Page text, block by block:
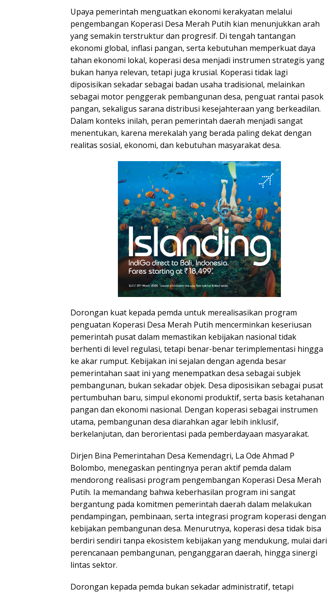
Upaya pemerintah menguatkan ekonomi kerakyatan melalui
pengembangan Koperasi Desa Merah Putih kian menunjukkan arah
yang semakin terstruktur dan progresif. Di tengah tantangan
ekonomi global, inflasi pangan, serta kebutuhan memperkuat daya
tahan ekonomi lokal, koperasi desa menjadi instrumen strategis yang
bukan hanya relevan, tetapi juga krusial. Koperasi tidak lagi
diposisikan sekadar sebagai badan usaha tradisional, melainkan
sebagai motor penggerak pembangunan desa, penguat rantai pasok
pangan, sekaligus sarana distribusi kesejahteraan yang berkeadilan.
Dalam konteks inilah, peran pemerintah daerah menjadi sangat
menentukan, karena merekalah yang berada paling dekat dengan
realitas sosial, ekonomi, dan kebutuhan masyarakat desa.
Dorongan kuat kepada pemda untuk merealisasikan program
penguatan Koperasi Desa Merah Putih mencerminkan keseriusan
pemerintah pusat dalam memastikan kebijakan nasional tidak
berhenti di level regulasi, tetapi benar-benar terimplementasi hingga
ke akar rumput. Kebijakan ini sejalan dengan agenda besar
pemerintahan saat ini yang menempatkan desa sebagai subjek
pembangunan, bukan sekadar objek. Desa diposisikan sebagai pusat
pertumbuhan baru, simpul ekonomi produktif, serta basis ketahanan
pangan dan ekonomi nasional. Dengan koperasi sebagai instrumen
utama, pembangunan desa diarahkan agar lebih inklusif,
berkelanjutan, dan berorientasi pada pemberdayaan masyarakat.
Dirjen Bina Pemerintahan Desa Kemendagri, La Ode Ahmad P
Bolombo, menegaskan pentingnya peran aktif pemda dalam
mendorong realisasi program pengembangan Koperasi Desa Merah
Putih. Ia memandang bahwa keberhasilan program ini sangat
bergantung pada komitmen pemerintah daerah dalam melakukan
pendampingan, pembinaan, serta integrasi program koperasi dengan
kebijakan pembangunan desa. Menurutnya, koperasi desa tidak bisa
berdiri sendiri tanpa ekosistem kebijakan yang mendukung, mulai dari
perencanaan pembangunan, penganggaran daerah, hingga sinergi
lintas sektor.
Dorongan kepada pemda bukan sekadar administratif, tetapi